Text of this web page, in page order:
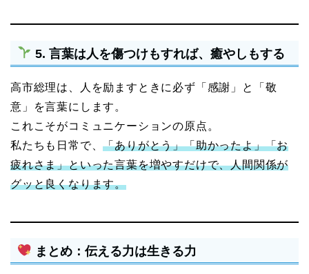
5. 言葉は人を傷つけもすれば、癒やしもする
高市総理は、人を励ますときに必ず「感謝」と「敬
意」を言葉にします。
これこそがコミュニケーションの原点。
私たちも日常で、「ありがとう」「助かったよ」「お
疲れさま」といった言葉を増やすだけで、人間関係が
グッと良くなります。
まとめ：伝える力は生きる力